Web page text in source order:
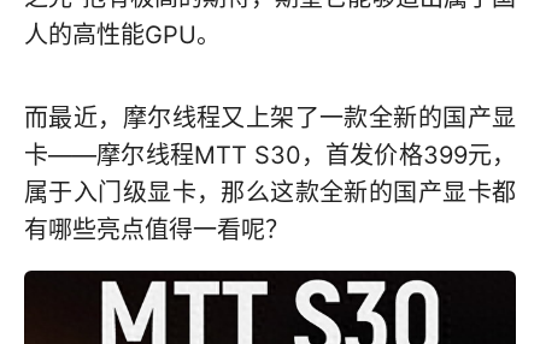
人的高性能GPU。
而最近，摩尔线程又上架了一款全新的国产显
卡——摩尔线程MTT S30，首发价格399元，
属于入门级显卡，那么这款全新的国产显卡都
有哪些亮点值得一看呢？